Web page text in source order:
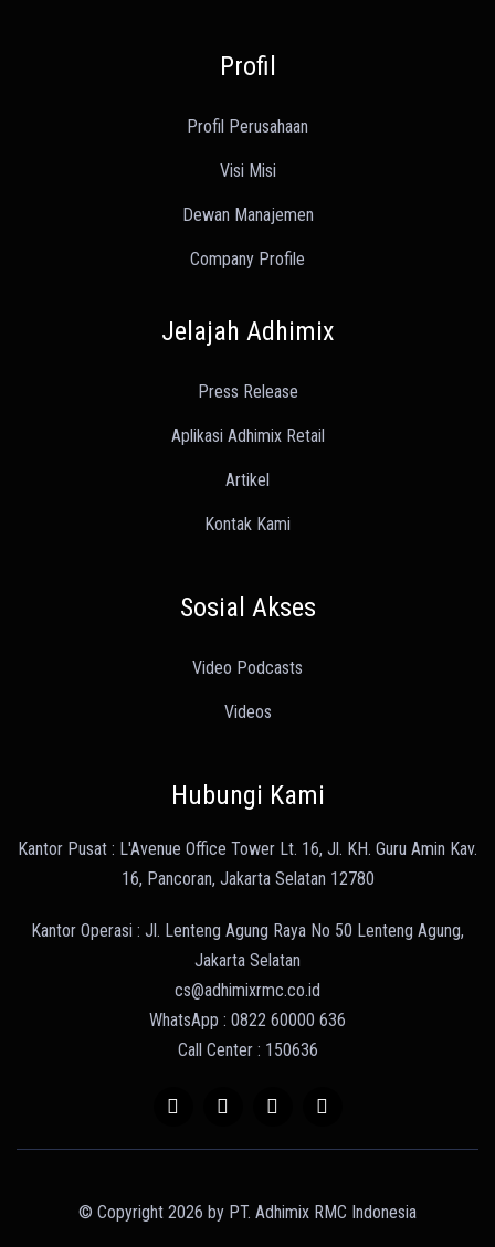
Profil
Profil Perusahaan
Visi Misi
Dewan Manajemen
Company Profile
Jelajah Adhimix
Press Release
Aplikasi Adhimix Retail
Artikel
Kontak Kami
Sosial Akses
Video Podcasts
Videos
Hubungi Kami
Kantor Pusat : L'Avenue Office Tower Lt. 16, Jl. KH. Guru Amin Kav.
16, Pancoran, Jakarta Selatan 12780
Kantor Operasi : Jl. Lenteng Agung Raya No 50 Lenteng Agung,
Jakarta Selatan
cs@adhimixrmc.co.id
WhatsApp : 0822 60000 636
Call Center : 150636
© Copyright 2026 by PT. Adhimix RMC Indonesia